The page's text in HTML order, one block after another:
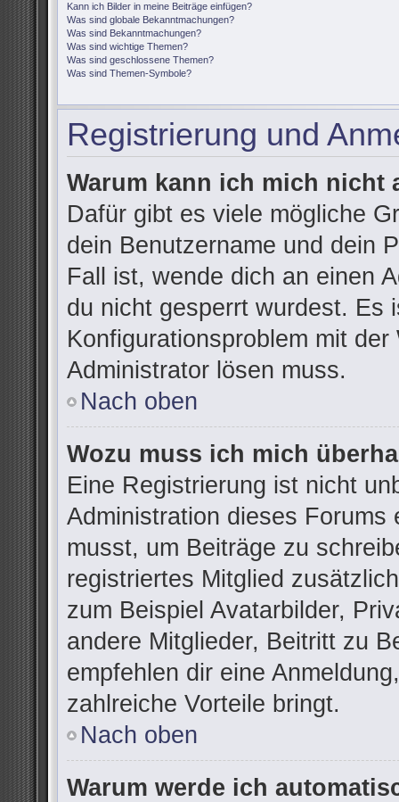
Kann ich Bilder in meine Beiträge einfügen?
Was sind globale Bekanntmachungen?
Was sind Bekanntmachungen?
Was sind wichtige Themen?
Was sind geschlossene Themen?
Was sind Themen-Symbole?
Registrierung und
Warum kann ich mich nicht
Dafür gibt es viele mögliche
dein Benutzername und dein
Fall ist, wende dich an einen
du nicht gesperrt wurdest. Es
Konfigurationsproblem mit
Administrator lösen muss.
Nach oben
Wozu muss ich mich
Eine Registrierung ist nicht
Administration dieses
musst, um Beiträge zu
registriertes Mitglied
zum Beispiel Avatarbilder,
andere Mitglieder, Beitritt zu
empfehlen dir eine
zahlreiche Vorteile bringt.
Nach oben
Warum werde ich